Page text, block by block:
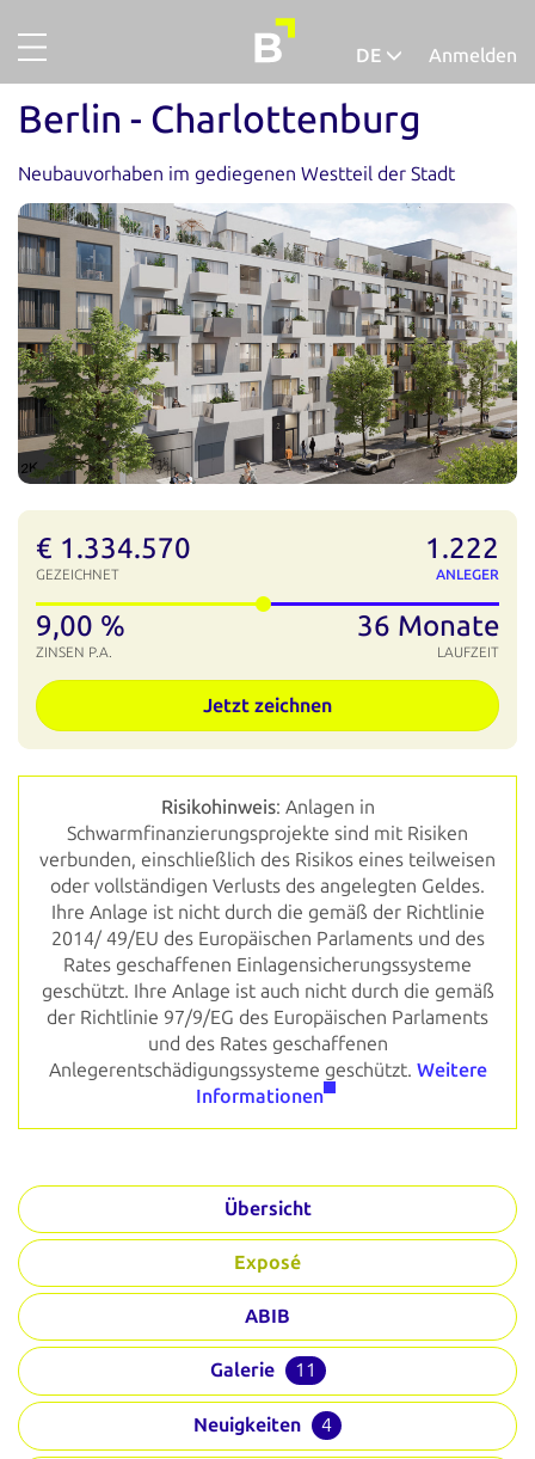
Projekte
Über uns
So funktionierts
Unternehmensaccount
Abgeschlossene Projekte
Ausfallquote
Ratgeber
DE
Deutsch
Anmelden
Berlin - Charlottenburg
Neubauvorhaben im gediegenen Westteil der Stadt
€ 1.334.570
GEZEICHNET
1.222
ANLEGER
9,00 %
ZINSEN P.A.
36 Monate
LAUFZEIT
Jetzt zeichnen
Risikohinweis: Anlagen in
Schwarmfinanzierungsprojekte sind mit Risiken
verbunden, einschließlich des Risikos eines teilweisen
oder vollständigen Verlusts des angelegten Geldes.
Ihre Anlage ist nicht durch die gemäß der Richtlinie
2014/ 49/EU des Europäischen Parlaments und des
Rates geschaffenen Einlagensicherungssysteme
geschützt. Ihre Anlage ist auch nicht durch die gemäß
der Richtlinie 97/9/EG des Europäischen Parlaments
und des Rates geschaffenen
Anlegerentschädigungssysteme geschützt. Weitere
Informationen
Übersicht
Exposé
ABIB
Galerie 11
Neuigkeiten 4